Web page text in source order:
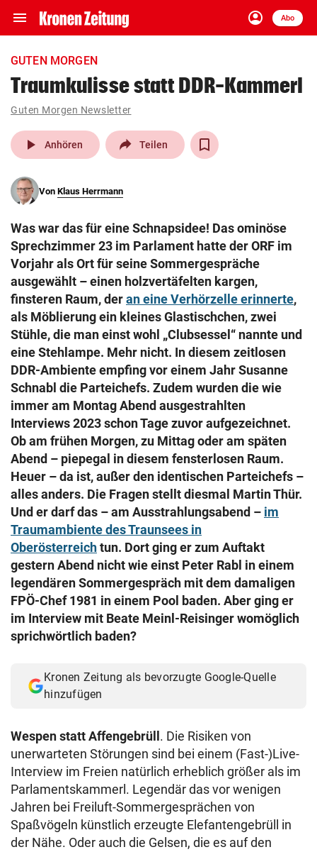
menu Navigation
ein-/ausklappen
account_circle
Anmelden
Abo
close Schließen
account_circle Anmelden
pin_drop
arrow_right
bookmark Merkliste
search
Suchbegriff
eingeben
© Krone Multimedia GmbH & Co KG 2026
Muthgasse 2, 1190 Wien
GUTEN MORGEN
Traumkulisse statt DDR-Kammerl
Guten Morgen Newsletter
play_arrow Anhören Teilen
Von Klaus Herrmann
Was war das für eine Schnapsidee! Das ominöse
Sprechzimmer 23 im Parlament hatte der ORF im
Vorjahr als Ort für seine Sommergespräche
ausgewählt – einen holzvertäfelten kargen,
finsteren Raum, deran eine Verhörzelle erinnerte,
als Möblierung ein kleines Glastischchen, zwei
Stühle, die man einst wohl „Clubsessel“ nannte und
eine Stehlampe. Mehr nicht. In diesem zeitlosen
DDR-Ambiente empfing vor einem Jahr Susanne
Schnabl die Parteichefs. Zudem wurden die wie
immer am Montag Abend ausgestrahlten
Interviews 2023 schon Tage zuvor aufgezeichnet.
Ob am frühen Morgen, zu Mittag oder am späten
Abend – piepegal in diesem fensterlosen Raum.
Heuer – da ist, außer den identischen Parteichefs –
alles anders. Die Fragen stellt diesmal Martin Thür.
Und er darf das – am Ausstrahlungsabend – im
Traumambiente des Traunsees in
Oberösterreichtun. Dort ging er zum Auftakt
gestern Abend nicht wie einst Peter Rabl in einem
legendären Sommergespräch mit dem damaligen
FPÖ-Chef 1981 in einem Pool baden. Aber ging er
im Interview mit Beate Meinl-Reisinger womöglich
sprichwörtlich baden?
Kronen Zeitung als bevorzugte Google-Quelle
hinzufügen
Wespen statt Affengebrüll . Die Risiken von
unerwarteten Störungen sind bei einem (Fast-)Live-
Interview im Freien natürlich erheblich größer als im
Parlamentskammerl. Legendär das vor wenigen
Jahren bei Freiluft-Sommergesprächen von
Spaßvögeln künstlich erzeugte Elefantengebrüll in
der Nähe. Oder auch die Gelsen, die es auf den